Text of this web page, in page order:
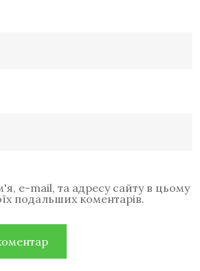
e-mail, та адресу сайту в цьому
подальших коментарів.